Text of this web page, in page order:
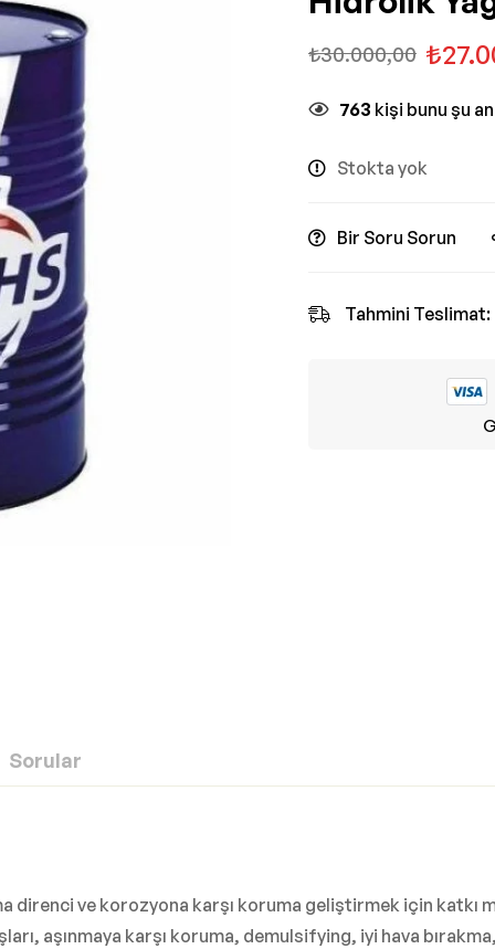
₺30.000,00 ₺
763 kişi bunu şu
Stokta yok
Bir Soru Sorun
Tahmini Teslimat:
Sorular
direnci ve korozyona karşı koruma geliştirmek için katkı
aşınmaya karşı koruma, demulsifying, iyi hava